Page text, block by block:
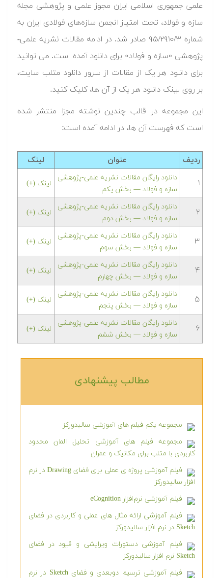
علمی جمهوری اسلامی ایران مجوز علمی و پژوهشی مجله
سازه و فولاد، تحت امتیاز انجمن سازه‌های فولادی ایران به
شماره ۹۵/۲۹۱۰/۳ صادر شد. در ادامه مقالات نشریه علمی-
پژوهشی «سازه و فولاد» برای دانلود آمده است. می توانید
برای دانلود هر یک از مقالات از سرور دانلود متلب سایت،
بر روی لینک دانلود هر یک از آن ها، کلیک کنید.
این مجموعه در قالب چندین نوشته مجزا منتشر شده
است که فهرست آن ها، در ادامه آمده است:
ردیف عنوان لینک
۱
دانلود رایگان مقالات نشریه علمی-پژوهشی
سازه و فولاد — بخش یکم
لینک (+)
۲
دانلود رایگان مقالات نشریه علمی-پژوهشی
سازه و فولاد — بخش دوم
لینک (+)
۳
دانلود رایگان مقالات نشریه علمی-پژوهشی
سازه و فولاد — بخش سوم
لینک (+)
۴
دانلود رایگان مقالات نشریه علمی-پژوهشی
سازه و فولاد — بخش چهارم
لینک (+)
۵
دانلود رایگان مقالات نشریه علمی-پژوهشی
سازه و فولاد — بخش پنجم
لینک (+)
۶
دانلود رایگان مقالات نشریه علمی-پژوهشی
سازه و فولاد — بخش ششم
لینک (+)
مطالب پیشنهادی‎
مجموعه یکم فیلم های آموزشی سالیدورکز
مجموعه فیلم های آموزشی تحلیل المان محدود
کاربردی با متلب برای مکانیک و عمران
فیلم آموزشی پروژه ی عملی برای فضای Drawing در نرم
افزار سالیدورکز
فیلم آموزشی نرم‌افزار eCognition
فیلم آموزشی ارائه مثال های عملی و کاربردی در فضای
Sketch در نرم افزار سالیدورکز
فیلم آموزشی دستورات ویرایشی و قیود در فضای
Sketch نرم افزار سالیدورکز
فیلم آموزشی ترسیم دوبعدی و فضای Sketch در نرم